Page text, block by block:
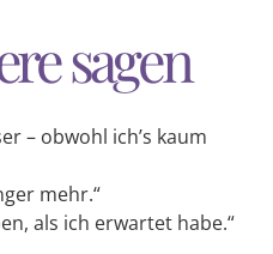
sagen
– obwohl ich’s kaum
mehr.“
als ich erwartet habe.“